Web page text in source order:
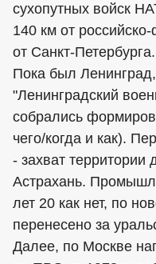
сухопутных войск
140 км от
от Санкт-Петербурга.
Пока был
"Ленинградский
собрались
чего/когда и как).
- захват территории
Астрахань.
лет 20 как нет, по
перенесено за
Далее, по Москве